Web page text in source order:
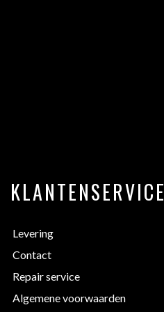
KLANTENSERVICE
Levering
Contact
Repair service
Algemene voorwaarden